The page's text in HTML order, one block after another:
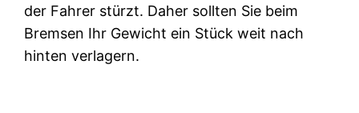
der Fahrer stürzt. Daher sollten Sie beim
Bremsen Ihr Gewicht ein Stück weit nach
hinten verlagern.